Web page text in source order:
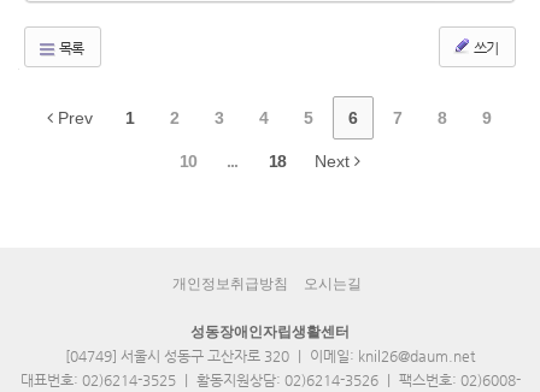
목록 쓰기
Prev 1 2 3 4 5 6 7 8 9
10 ... 18 Next
개인정보취급방침 오시는길
성동장애인자립생활센터
[04749] 서울시 성동구 고산자로 320 ｜ 이메일: knil26@daum.net
대표번호: 02)6214-3525 ｜ 활동지원상담: 02)6214-3526 ｜ 팩스번호: 02)6008-